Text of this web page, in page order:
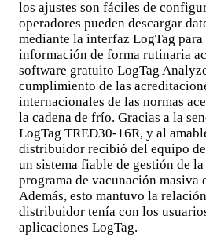
los ajustes son fáciles de
operadores pueden descargar
mediante la interfaz LogTag
información de forma rutinaria
software gratuito LogTag
cumplimiento de las
internacionales de las normas
la cadena de frío. Gracias a la
LogTag TRED30-16R, y al
distribuidor recibió del equipo
un sistema fiable de gestión de
programa de vacunación masiva
Además, esto mantuvo la
distribuidor tenía con los
aplicaciones LogTag.